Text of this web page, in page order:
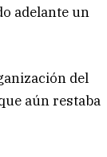
adelante un
del
aún restaba